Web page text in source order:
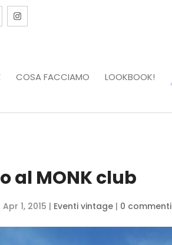
COSA FACCIAMO LOOKBOOK!
al MONK club
Apr 1, 2015 | Eventi vintage | 0 commenti